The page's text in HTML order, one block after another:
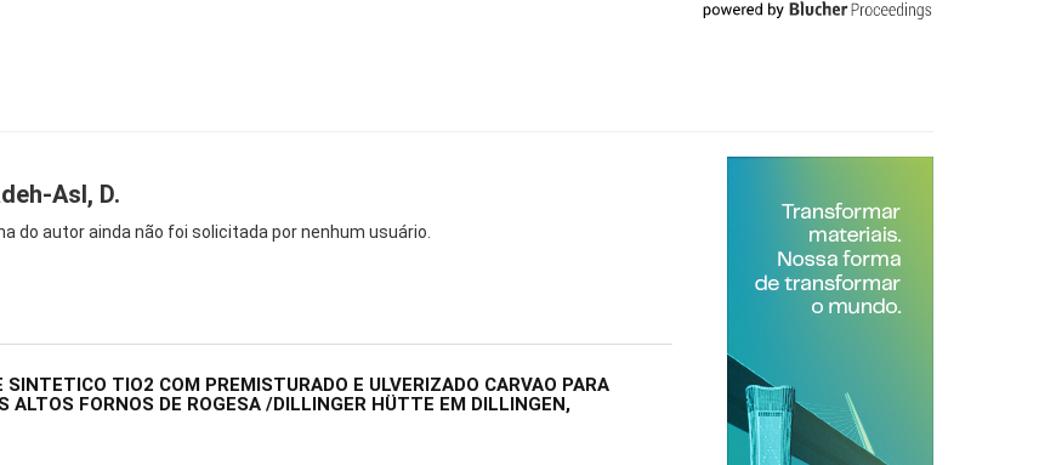
Asl, D.
do autor ainda não foi solicitada por nenhum usuário.
TIO2 COM PREMISTURADO E ULVERIZADO CARVAO PARA
ALTOS FORNOS DE ROGESA /DILLINGER HÜTTE EM DILLINGEN,